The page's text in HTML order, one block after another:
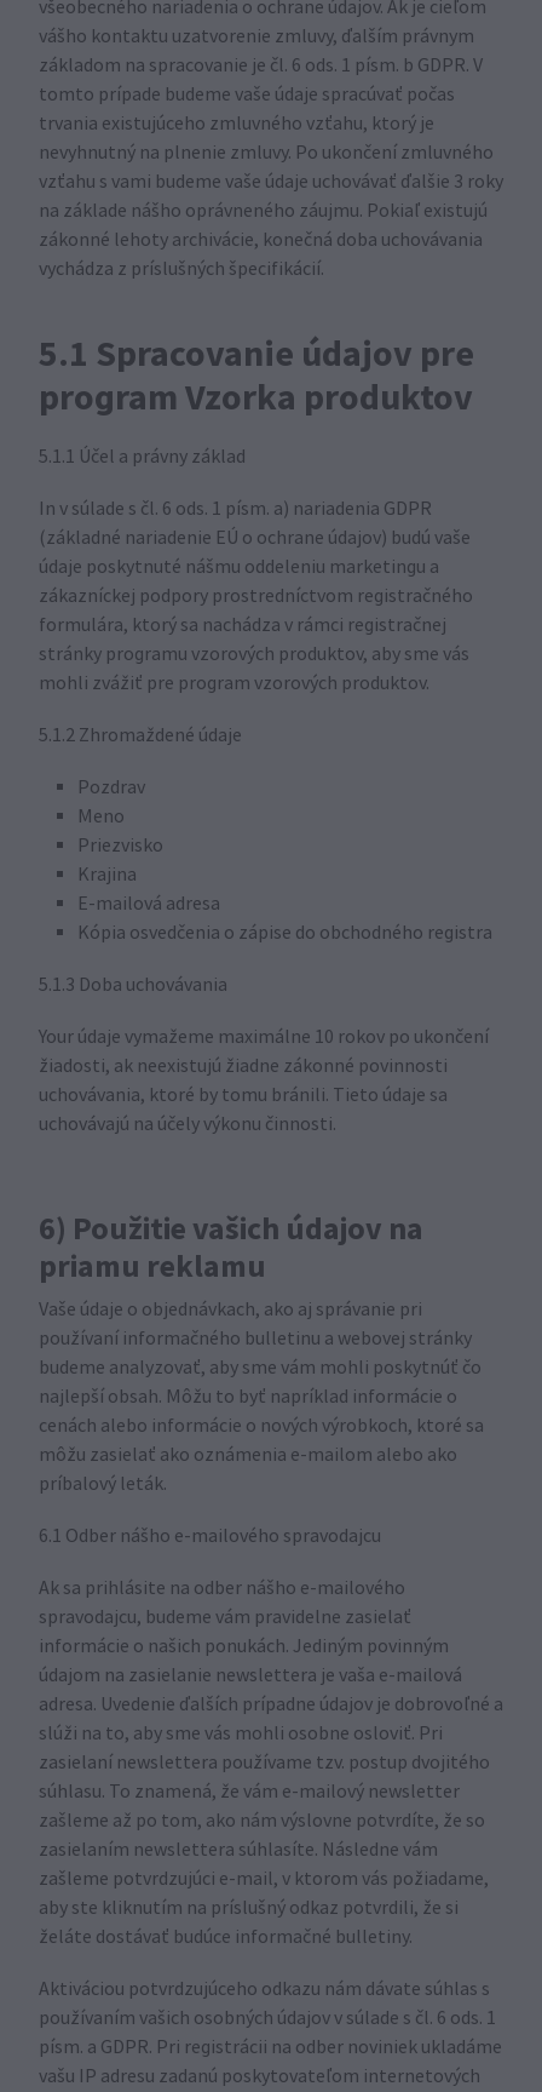
všeobecného nariadenia o ochrane údajov. Ak je cieľom
vášho kontaktu uzatvorenie zmluvy, ďalším právnym
základom na spracovanie je čl. 6 ods. 1 písm. b GDPR. V
tomto prípade budeme vaše údaje spracúvať počas
trvania existujúceho zmluvného vzťahu, ktorý je
nevyhnutný na plnenie zmluvy. Po ukončení zmluvného
vzťahu s vami budeme vaše údaje uchovávať ďalšie 3 roky
na základe nášho oprávneného záujmu. Pokiaľ existujú
zákonné lehoty archivácie, konečná doba uchovávania
vychádza z príslušných špecifikácií.
5.1 Spracovanie údajov pre
program Vzorka produktov
5.1.1 Účel a právny základ
In v súlade s čl. 6 ods. 1 písm. a) nariadenia GDPR
(základné nariadenie EÚ o ochrane údajov) budú vaše
údaje poskytnuté nášmu oddeleniu marketingu a
zákazníckej podpory prostredníctvom registračného
formulára, ktorý sa nachádza v rámci registračnej
stránky programu vzorových produktov, aby sme vás
mohli zvážiť pre program vzorových produktov.
5.1.2 Zhromaždené údaje
Pozdrav
Meno
Priezvisko
Krajina
E-mailová adresa
Kópia osvedčenia o zápise do obchodného registra
5.1.3 Doba uchovávania
Your údaje vymažeme maximálne 10 rokov po ukončení
žiadosti, ak neexistujú žiadne zákonné povinnosti
uchovávania, ktoré by tomu bránili. Tieto údaje sa
uchovávajú na účely výkonu činnosti.
6) Použitie vašich údajov na
priamu reklamu
Vaše údaje o objednávkach, ako aj správanie pri
používaní informačného bulletinu a webovej stránky
budeme analyzovať, aby sme vám mohli poskytnúť čo
najlepší obsah. Môžu to byť napríklad informácie o
cenách alebo informácie o nových výrobkoch, ktoré sa
môžu zasielať ako oznámenia e-mailom alebo ako
príbalový leták.
6.1 Odber nášho e-mailového spravodajcu
Ak sa prihlásite na odber nášho e-mailového
spravodajcu, budeme vám pravidelne zasielať
informácie o našich ponukách. Jediným povinným
údajom na zasielanie newslettera je vaša e-mailová
adresa. Uvedenie ďalších prípadne údajov je dobrovoľné a
slúži na to, aby sme vás mohli osobne osloviť. Pri
zasielaní newslettera používame tzv. postup dvojitého
súhlasu. To znamená, že vám e-mailový newsletter
zašleme až po tom, ako nám výslovne potvrdíte, že so
zasielaním newslettera súhlasíte. Následne vám
zašleme potvrdzujúci e-mail, v ktorom vás požiadame,
aby ste kliknutím na príslušný odkaz potvrdili, že si
želáte dostávať budúce informačné bulletiny.
Aktiváciou potvrdzujúceho odkazu nám dávate súhlas s
používaním vašich osobných údajov v súlade s čl. 6 ods. 1
písm. a GDPR. Pri registrácii na odber noviniek ukladáme
vašu IP adresu zadanú poskytovateľom internetových